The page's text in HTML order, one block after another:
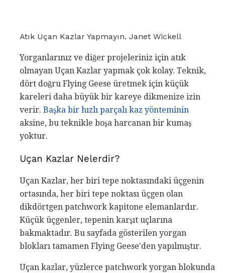
Atık Uçan Kazlar Yapmayın. Janet Wickell
Yorganlarınız ve diğer projeleriniz için atık
olmayan Uçan Kazlar yapmak çok kolay. Teknik,
dört doğru Flying Geese üretmek için küçük
kareleri daha büyük bir kareye dikmenize izin
verir. Başka bir hızlı parçalı kaz yönteminin
aksine, bu teknikle boşa harcanan bir kumaş
yoktur.
Uçan Kazlar Nelerdir?
Uçan Kazlar, her biri tepe noktasındaki üçgenin
ortasında, her biri tepe noktası üçgen olan
dikdörtgen patchwork kapitone elemanlardır.
Küçük üçgenler, tepenin karşıt uçlarına
bakmaktadır. Bu sayfada gösterilen yorgan
blokları tamamen Flying Geese'den yapılmıştır.
Uçan kazlar, yüzlerce patchwork yorgan blokunda